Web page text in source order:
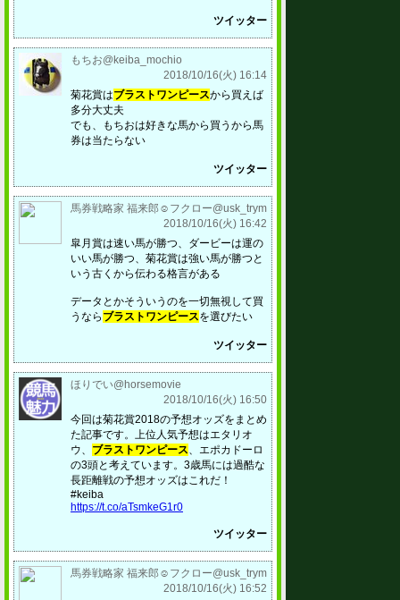
ツイッター
もちお@keiba_mochio
2018/10/16(火) 16:14
菊花賞はブラストワンピースから買えば
多分大丈夫
でも、もちおは好きな馬から買うから馬
券は当たらない
ツイッター
馬券戦略家 福来郎☺︎フクロー@usk_trym
2018/10/16(火) 16:42
皐月賞は速い馬が勝つ、ダービーは運の
いい馬が勝つ、菊花賞は強い馬が勝つと
いう古くから伝わる格言がある
データとかそういうのを一切無視して買
うなら ブラストワンピースを選びたい
ツイッター
ほりでい@horsemovie
2018/10/16(火) 16:50
今回は菊花賞2018の予想オッズをまとめ
た記事です。上位人気予想はエタリオ
ウ、 ブラストワンピース、エポカドーロ
の3頭と考えています。3歳馬には過酷な
長距離戦の予想オッズはこれだ！
#keiba
https://t.co/aTsmkeG1r0
ツイッター
馬券戦略家 福来郎☺︎フクロー@usk_trym
2018/10/16(火) 16:52